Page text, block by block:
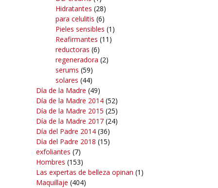
Hidratantes (28)
para celulitis (6)
Pieles sensibles (1)
Reafirmantes (11)
reductoras (6)
regeneradora (2)
serums (59)
solares (44)
Día de la Madre (49)
Día de la Madre 2014 (52)
Día de la Madre 2015 (25)
Día de la Madre 2017 (24)
Día del Padre 2014 (36)
Día del Padre 2018 (15)
exfoliantes (7)
Hombres (153)
Las expertas de belleza opinan (1)
Maquillaje (404)